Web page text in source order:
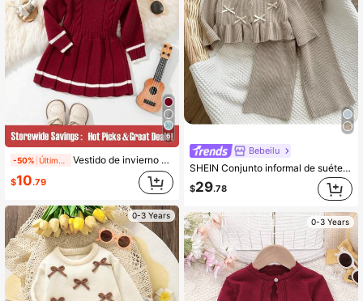
6
-50% Vestido de invierno de niña bebé de punto trenzado con plisados
$10.79
0-3 Years
Bebeilu
SHEIN Conjunto informal de suéter y pantalones para bebé niña con decoración de moño y ribete de volantes
$29.78
0-3 Years